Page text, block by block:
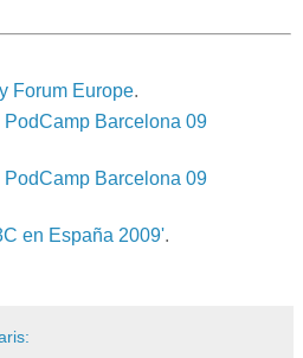
Forum Europe.
PodCamp Barcelona 09
PodCamp Barcelona 09
en España 2009'.